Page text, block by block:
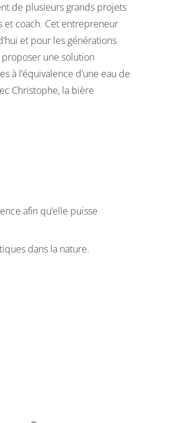
de plusieurs grands projets
et coach. Cet entrepreneur
et pour les générations
une solution
à l’équivalence d’une eau de
Christophe, la bière
afin qu’elle puisse
dans la nature.